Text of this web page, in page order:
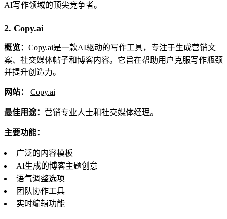
AI写作领域的顶尖竞争者。
2. Copy.ai
概览： Copy.ai是一款AI驱动的写作工具，专注于生成营销文
案、社交媒体帖子和博客内容。它旨在帮助用户克服写作瓶颈
并提升创造力。
网站： Copy.ai
最佳用途： 营销专业人士和社交媒体经理。
主要功能：
广泛的内容模板
AI生成的博客主题创意
语气调整选项
团队协作工具
实时编辑功能